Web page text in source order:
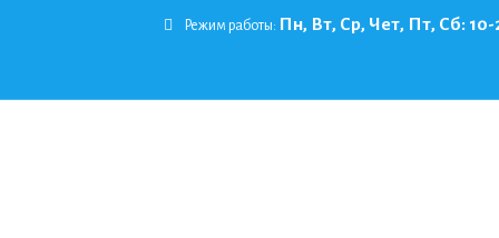
Режим работы: Пн, Вт, Ср, Чет, Пт, Сб: 10-